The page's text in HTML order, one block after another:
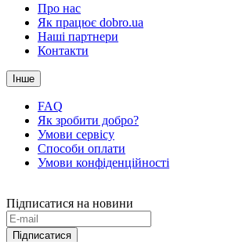
Про нас
Як працює dobro.ua
Наші партнери
Контакти
Інше
FAQ
Як зробити добро?
Умови сервісу
Способи оплати
Умови конфіденційності
Підписатися на новини
Підписатися